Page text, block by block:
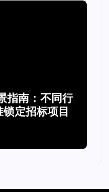
指南：不同行
定招标项目